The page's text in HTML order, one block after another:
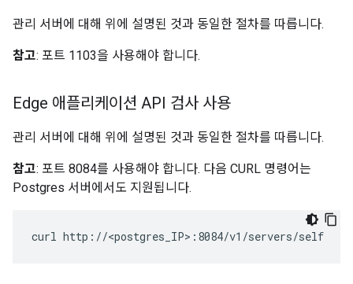
관리 서버에 대해 위에 설명된 것과 동일한 절차를 따릅니다.
참고: 포트 1103을 사용해야 합니다.
Edge 애플리케이션 API 검사 사용
관리 서버에 대해 위에 설명된 것과 동일한 절차를 따릅니다.
참고: 포트 8084를 사용해야 합니다. 다음 CURL 명령어는
Postgres 서버에서도 지원됩니다.
curl http://<postgres_IP>:8084/v1/servers/self